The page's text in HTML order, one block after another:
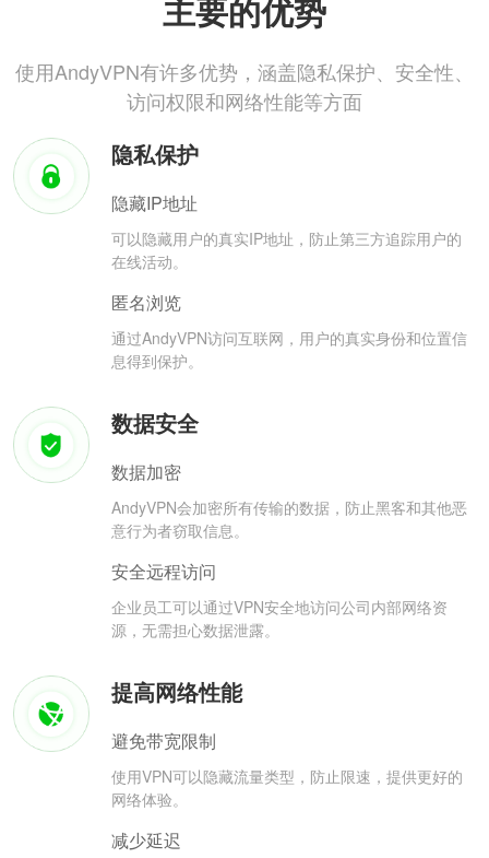
主要的优势
使用AndyVPN有许多优势，涵盖隐私保护、安全性、
访问权限和网络性能等方面
隐私保护
隐藏IP地址
可以隐藏用户的真实IP地址，防止第三方追踪用户的
在线活动。
匿名浏览
通过AndyVPN访问互联网，用户的真实身份和位置信
息得到保护。
数据安全
数据加密
AndyVPN会加密所有传输的数据，防止黑客和其他恶
意行为者窃取信息。
安全远程访问
企业员工可以通过VPN安全地访问公司内部网络资
源，无需担心数据泄露。
提高网络性能
避免带宽限制
使用VPN可以隐藏流量类型，防止限速，提供更好的
网络体验。
减少延迟